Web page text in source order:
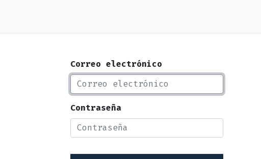
Correo electrónico
Contraseña